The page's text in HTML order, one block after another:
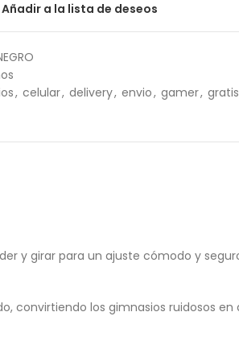
Añadir a la lista de deseos
, celular, delivery, envio, gamer, gratis
y girar para un ajuste cómodo y
convirtiendo los gimnasios ruidosos en